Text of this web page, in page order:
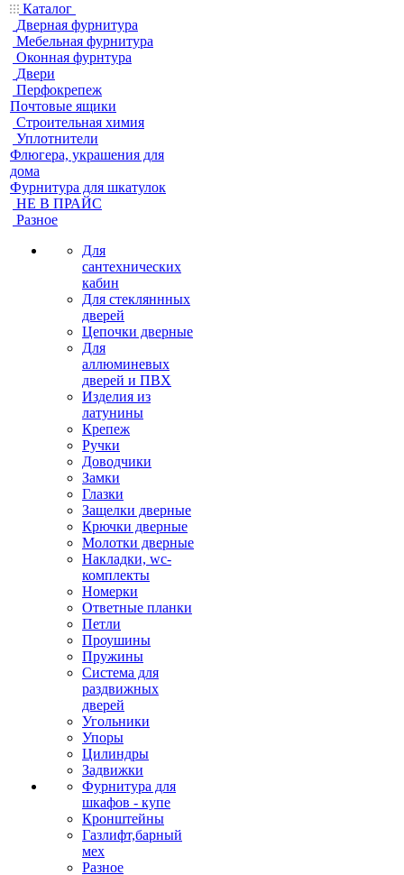
Каталог
Дверная фурнитура
Мебельная фурнитура
Оконная фурнтура
Двери
Перфокрепеж
Почтовые ящики
Строительная химия
Уплотнители
Флюгера, украшения для
дома
Фурнитура для шкатулок
НЕ В ПРАЙС
Разное
Для
сантехнических
кабин
Для стекляннных
дверей
Цепочки дверные
Для
аллюминевых
дверей и ПВХ
Изделия из
латунины
Крепеж
Ручки
Доводчики
Замки
Глазки
Защелки дверные
Крючки дверные
Молотки дверные
Накладки, wc-
комплекты
Номерки
Ответные планки
Петли
Проушины
Пружины
Система для
раздвижных
дверей
Угольники
Упоры
Цилиндры
Задвижки
Фурнитура для
шкафов - купе
Кронштейны
Газлифт,барный
мех
Разное